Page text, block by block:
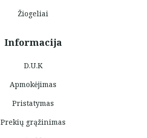
Žiogeliai
Informacija
D.U.K
Apmokėjimas
Pristatymas
Prekių grąžinimas